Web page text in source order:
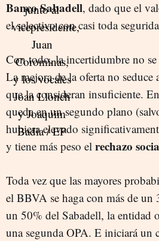
Banco Sabadell, dado que el
el selectivo con casi toda
Con todo, la incertidumbre no se
La mejora de la oferta no seduce
que la consideran insuficiente.
queda en un segundo plano
hubiera elevado
y tiene más peso el rechazo
Toda vez que las mayores
el BBVA se haga con más de un
un 50% del Sabadell, la entidad
una segunda OPA. E iniciará un